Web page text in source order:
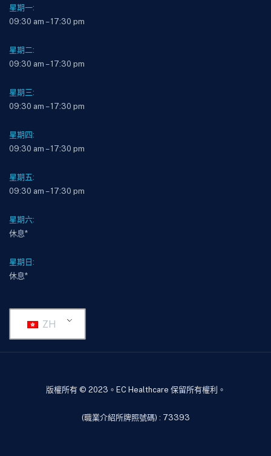
星期一:
09:30 am – 17:30 pm
星期二:
09:30 am – 17:30 pm
星期三:
09:30 am – 17:30 pm
星期四:
09:30 am – 17:30 pm
星期五:
09:30 am – 17:30 pm
星期六:
休息*
星期日:
休息*
ZH
版權所有 © 2023。EC Healthcare 保留所有權利。
(職業介紹所牌照號碼) : 73393